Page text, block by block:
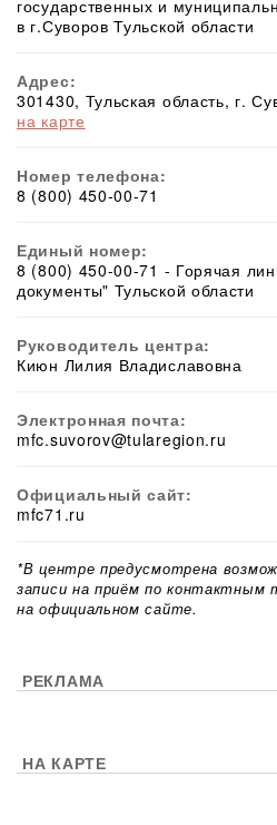
государственных и
в г.Суворов Тульской области
Адрес:
301430, Тульская область, г.
на карте
Номер телефона:
8 (800) 450-00-71
Единый номер:
8 (800) 450-00-71 - Горячая
документы" Тульской области
Руководитель центра:
Киюн Лилия Владиславовна
Электронная почта:
mfc.suvorov@tularegion.ru
Официальный сайт:
mfc71.ru
*В центре предусмотрена
записи на приём по контактным
на официальном сайте.
РЕКЛАМА
НА КАРТЕ